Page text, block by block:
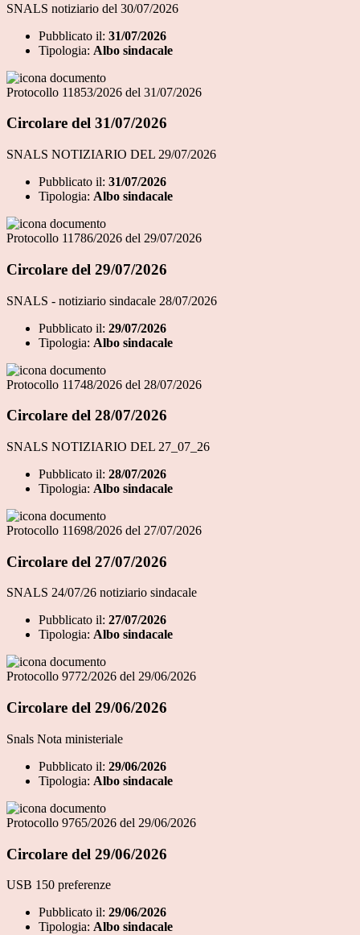
SNALS notiziario del 30/07/2026
Pubblicato il: 31/07/2026
Tipologia: Albo sindacale
Protocollo 11853/2026 del 31/07/2026
Circolare del 31/07/2026
SNALS NOTIZIARIO DEL 29/07/2026
Pubblicato il: 31/07/2026
Tipologia: Albo sindacale
Protocollo 11786/2026 del 29/07/2026
Circolare del 29/07/2026
SNALS - notiziario sindacale 28/07/2026
Pubblicato il: 29/07/2026
Tipologia: Albo sindacale
Protocollo 11748/2026 del 28/07/2026
Circolare del 28/07/2026
SNALS NOTIZIARIO DEL 27_07_26
Pubblicato il: 28/07/2026
Tipologia: Albo sindacale
Protocollo 11698/2026 del 27/07/2026
Circolare del 27/07/2026
SNALS 24/07/26 notiziario sindacale
Pubblicato il: 27/07/2026
Tipologia: Albo sindacale
Protocollo 9772/2026 del 29/06/2026
Circolare del 29/06/2026
Snals Nota ministeriale
Pubblicato il: 29/06/2026
Tipologia: Albo sindacale
Protocollo 9765/2026 del 29/06/2026
Circolare del 29/06/2026
USB 150 preferenze
Pubblicato il: 29/06/2026
Tipologia: Albo sindacale